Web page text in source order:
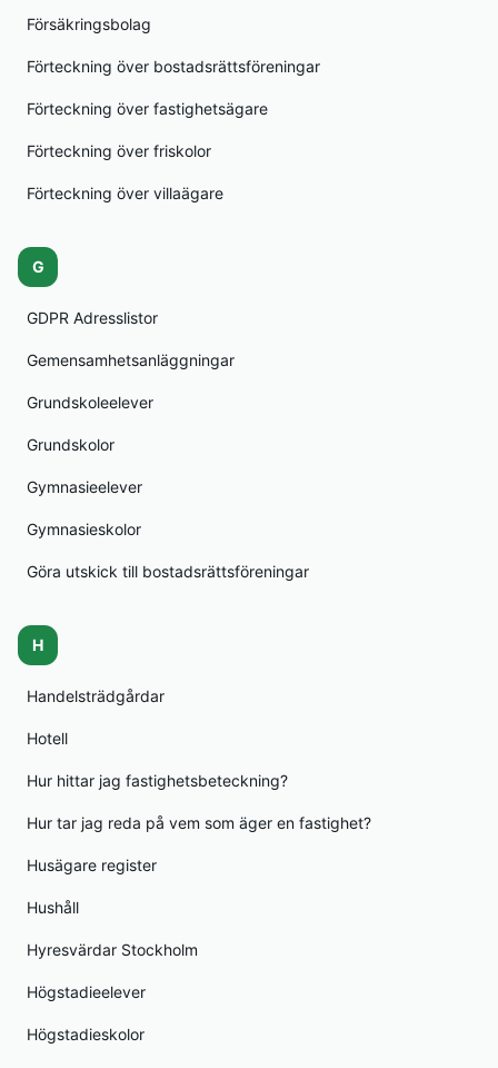
Försäkringsbolag
Förteckning över bostadsrättsföreningar
Förteckning över fastighetsägare
Förteckning över friskolor
Förteckning över villaägare
G
GDPR Adresslistor
Gemensamhetsanläggningar
Grundskoleelever
Grundskolor
Gymnasieelever
Gymnasieskolor
Göra utskick till bostadsrättsföreningar
H
Handelsträdgårdar
Hotell
Hur hittar jag fastighetsbeteckning?
Hur tar jag reda på vem som äger en fastighet?
Husägare register
Hushåll
Hyresvärdar Stockholm
Högstadieelever
Högstadieskolor